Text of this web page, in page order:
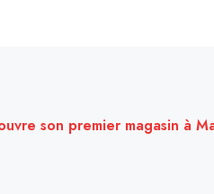
son premier magasin à